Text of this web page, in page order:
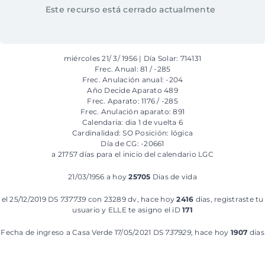
Este recurso está cerrado actualmente
miércoles 21/ 3/ 1956 | Día Solar: 714131
Frec. Anual: 81 / -285
Frec. Anulación anual: -204
Año Decide Aparato 489
Frec. Aparato: 1176 / -285
Frec. Anulación aparato: 891
Calendaria: dia 1 de vuelta 6
Cardinalidad: SO Posición: lógica
Día de CG: -20661
a 21757 días para el inicio del calendario LGC
21/03/1956 a hoy25705 Dias de vida
el 25/12/2019 DS 737739 con 23289 dv, hace hoy 2416 dias, registraste tu
usuario y ELLE te asigno el iD 171
Fecha de ingreso a Casa Verde 17/05/2021 DS 737929, hace hoy 1907 dias